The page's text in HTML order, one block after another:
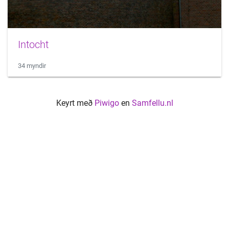
Intocht
34 myndir
Keyrt með Piwigo en Samfellu.nl